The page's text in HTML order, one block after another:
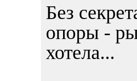
Без
опоры -
хотела...